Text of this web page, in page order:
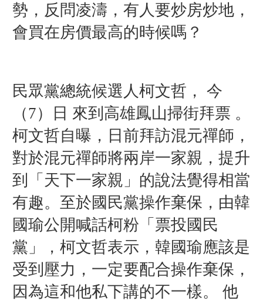
勢，反問凌濤，有人要炒房炒地，
會買在房價最高的時候嗎？
民眾黨總統候選人柯文哲， 今
（7）日 來到高雄鳳山掃街拜票 。
柯文哲自曝，日前拜訪混元禪師，
對於混元禪師將兩岸一家親，提升
到「天下一家親」的說法覺得相當
有趣。至於國民黨操作棄保，由韓
國瑜公開喊話柯粉「票投國民
黨」，柯文哲表示，韓國瑜應該是
受到壓力，一定要配合操作棄保，
因為這和他私下講的不一樣。 他